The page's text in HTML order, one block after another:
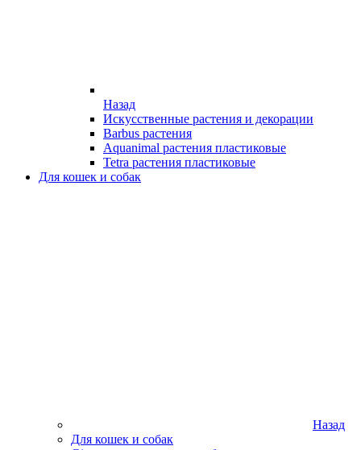
Назад
Искусственные растения и декорации
Barbus растения
Aquanimal растения пластиковые
Tetra растения пластиковые
Для кошек и собак
Назад
Для кошек и собак